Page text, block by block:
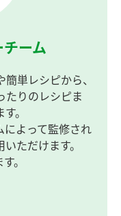
ーム
単レシピから、
たりのレシピま
。
によって監修され
ただけます。
。